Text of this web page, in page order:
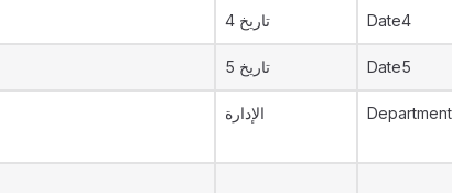
تاريخ 4 Date4
تاريخ 5 Date5
الإدارة Department